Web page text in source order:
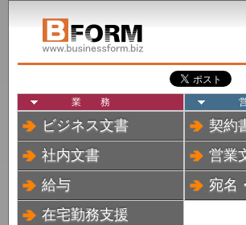
業務
ビジネス文書
社内文書
給与
在宅勤務支援
契約
営業
宛名